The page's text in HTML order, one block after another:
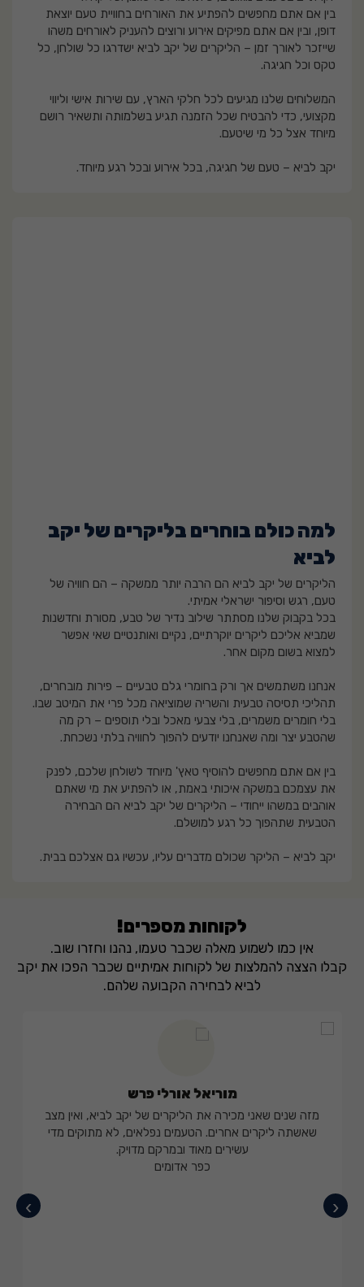
בין אם אתם מחפשים להפתיע את האורחים בחוויית טעם יוצאת
דופן, ובין אם אתם מפיקים אירוע ורוצים להעניק לאורחים משהו
שייזכר לאורך זמן – הליקרים של יקב לביא ישדרגו כל שולחן, כל
טקס וכל חגיגה.
המשלוחים שלנו מגיעים לכל חלקי הארץ, עם שירות אישי וליווי
מקצועי, כדי להבטיח שכל הזמנה תגיע בשלמותה ותשאיר רושם
מיוחד אצל כל מי שיטעם.
יקב לביא – טעם של חגיגה, בכל אירוע ובכל רגע מיוחד.
למה כולם בוחרים בליקרים של יקב
לביא
הליקרים של יקב לביא הם הרבה יותר ממשקה – הם חוויה של
טעם, רגש וסיפור ישראלי אמיתי.
בכל בקבוק שלנו מסתתר שילוב נדיר של טבע, מסורת וחדשנות
שמביא אליכם ליקרים יוקרתיים, נקיים ואותנטיים שאי אפשר
למצוא בשום מקום אחר.
אנחנו משתמשים אך ורק בחומרי גלם טבעיים – פירות מובחרים,
תהליכי תסיסה טבעית והשריה שמוציאה מכל פרי את המיטב שבו.
בלי חומרים משמרים, בלי צבעי מאכל ובלי תוספים – רק מה
שהטבע יצר ומה שאנחנו יודעים להפוך לחוויה בלתי נשכחת.
בין אם אתם מחפשים להוסיף טאץ' מיוחד לשולחן שלכם, לפנק
את עצמכם במשקה איכותי באמת, או להפתיע את מי שאתם
אוהבים במשהו ייחודי – הליקרים של יקב לביא הם הבחירה
הטבעית שתהפוך כל רגע למושלם.
יקב לביא – הליקר שכולם מדברים עליו, עכשיו גם אצלכם בבית.
לקוחות מספרים!
אין כמו לשמוע מאלה שכבר טעמו, נהנו וחזרו שוב.
קבלו הצצה להמלצות של לקוחות אמיתיים שכבר הפכו את יקב
לביא לבחירה הקבועה שלהם.
מוריאל אורלי פרש
מזה שנים שאני מכירה את הליקרים של יקב לביא, ואין מצב
שאשתה ליקרים אחרים. הטעמים נפלאים, לא מתוקים מדי
עשירים מאוד ובמרקם מדויק.
כפר אדומים
‹
›